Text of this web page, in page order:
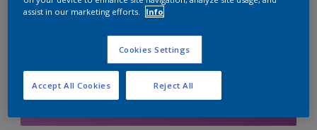
Boodschappenlijst
assist in our marketing efforts.
Info
Cookies Settings
Reject All
Accept All Cookies